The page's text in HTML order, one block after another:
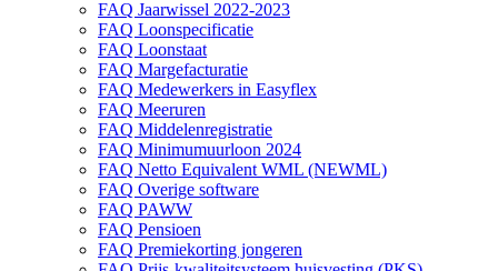
FAQ Jaarwissel 2022-2023
FAQ Loonspecificatie
FAQ Loonstaat
FAQ Margefacturatie
FAQ Medewerkers in Easyflex
FAQ Meeruren
FAQ Middelenregistratie
FAQ Minimumuurloon 2024
FAQ Netto Equivalent WML (NEWML)
FAQ Overige software
FAQ PAWW
FAQ Pensioen
FAQ Premiekorting jongeren